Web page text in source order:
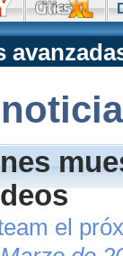
el